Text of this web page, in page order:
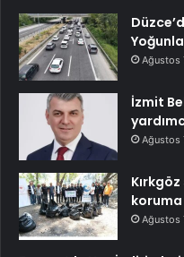
Ağustos
İzmit
Ağustos
Ağustos